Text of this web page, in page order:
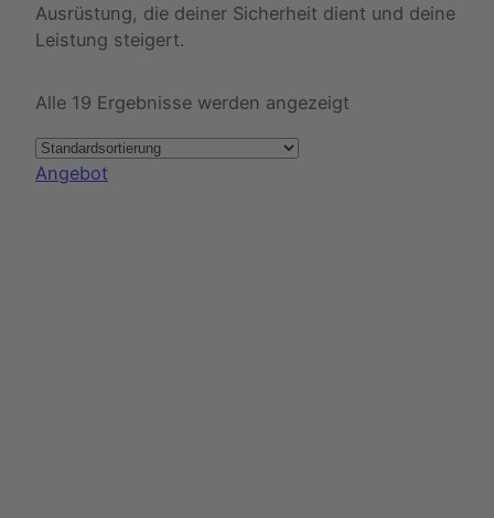
Ausrüstung, die deiner Sicherheit dient und deine
Leistung steigert.
Alle 19 Ergebnisse werden angezeigt
Angebot